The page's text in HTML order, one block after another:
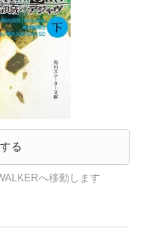
る
へ移動します